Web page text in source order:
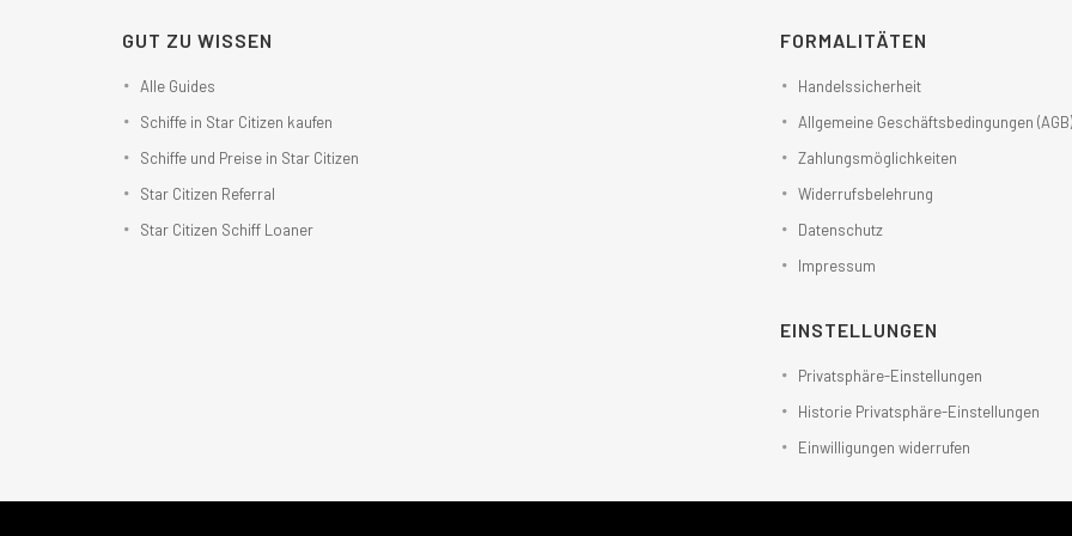
GUT ZU WISSEN
Alle Guides
Schiffe in Star Citizen kaufen
Schiffe und Preise in Star Citizen
Star Citizen Referral
Star Citizen Schiff Loaner
FORMALITÄTEN
Handelssicherheit
Allgemeine Geschäftsbedingungen (AGB)
Zahlungsmöglichkeiten
Widerrufsbelehrung
Datenschutz
Impressum
EINSTELLUNGEN
Privatsphäre-Einstellungen
Historie Privatsphäre-Einstellungen
Einwilligungen widerrufen